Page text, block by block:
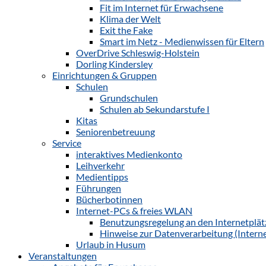
Fit im Internet für Erwachsene
Klima der Welt
Exit the Fake
Smart im Netz - Medienwissen für Eltern
OverDrive Schleswig-Holstein
Dorling Kindersley
Einrichtungen & Gruppen
Schulen
Grundschulen
Schulen ab Sekundarstufe I
Kitas
Seniorenbetreuung
Service
interaktives Medienkonto
Leihverkehr
Medientipps
Führungen
Bücherbotinnen
Internet-PCs & freies WLAN
Benutzungsregelung an den
Hinweise zur Datenverarbeitung
Urlaub in Husum
Veranstaltungen